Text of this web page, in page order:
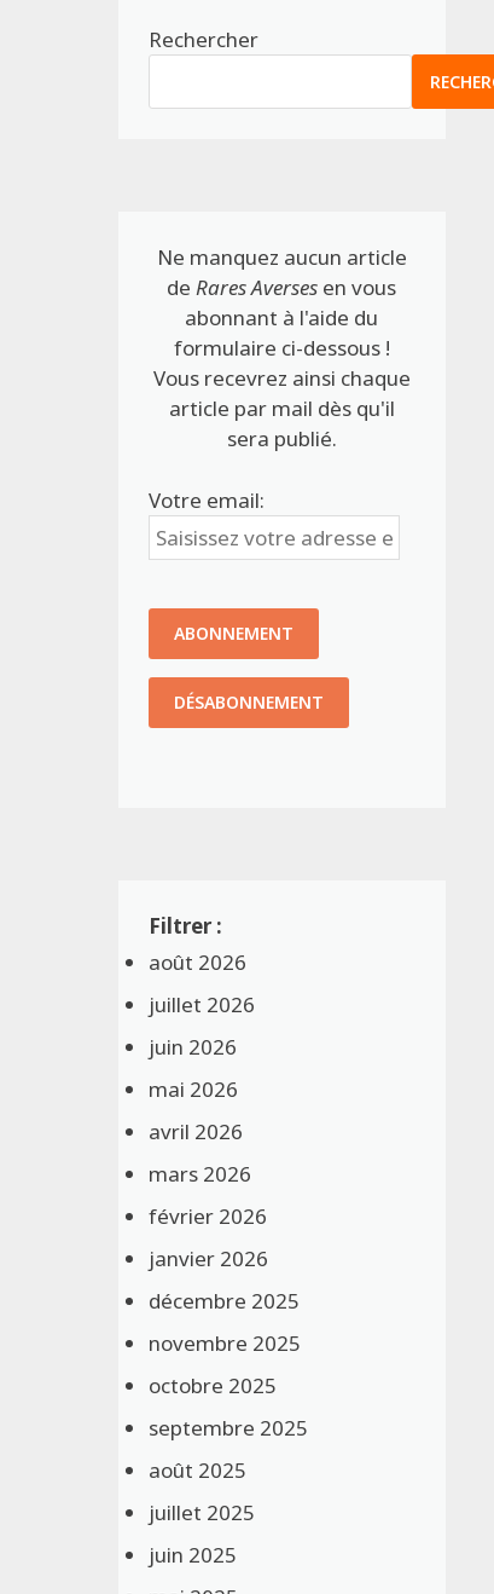
:
Rechercher
Ne manquez aucun article
deRares Averses en vous
abonnant à l'aide du
formulaire ci-dessous !
Vous recevrez ainsi chaque
article par mail dès qu'il
sera publié.
Votre email:
août 2026
juillet 2026
juin 2026
mai 2026
avril 2026
mars 2026
février 2026
janvier 2026
décembre 2025
novembre 2025
octobre 2025
septembre 2025
août 2025
juillet 2025
juin 2025